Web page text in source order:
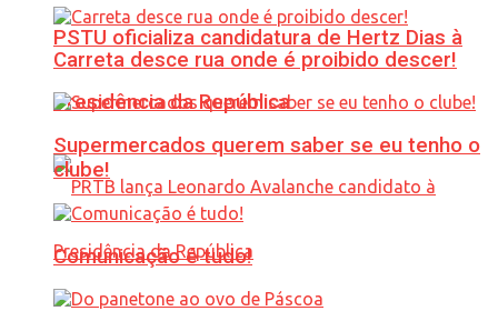
PSTU oficializa candidatura de Hertz Dias à
Presidência da República
Carreta desce rua onde é proibido descer!
Supermercados querem saber se eu tenho o
clube!
Comunicação é tudo!